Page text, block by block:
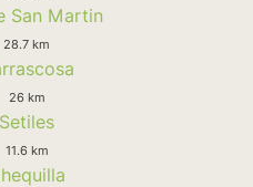
San Martin
28.7 km
26 km
Setiles
11.6 km